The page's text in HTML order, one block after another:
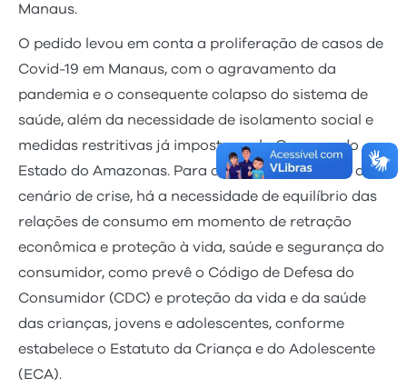
Manaus.
O pedido levou em conta a proliferação de casos de
Covid-19 em Manaus, com o agravamento da
pandemia e o consequente colapso do sistema de
saúde, além da necessidade de isolamento social e
medidas restritivas já impostas pelo Governo do
Estado do Amazonas. Para a Defensoria, diante do
cenário de crise, há a necessidade de equilíbrio das
relações de consumo em momento de retração
econômica e proteção à vida, saúde e segurança do
consumidor, como prevê o Código de Defesa do
Consumidor (CDC) e proteção da vida e da saúde
das crianças, jovens e adolescentes, conforme
estabelece o Estatuto da Criança e do Adolescente
(ECA).